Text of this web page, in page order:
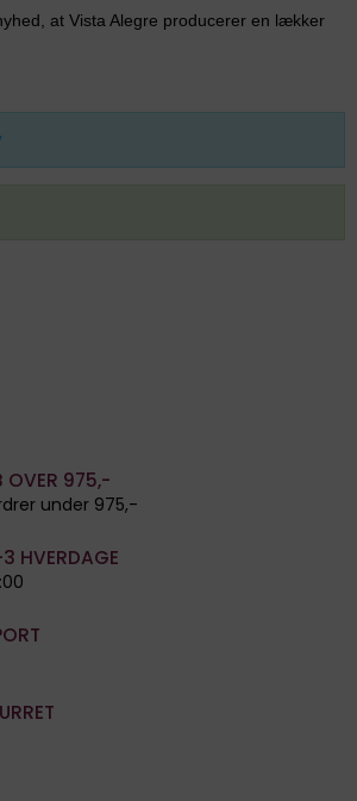
at Vista Alegre producerer en lækker
OVER 975,-
under 975,-
HVERDAGE